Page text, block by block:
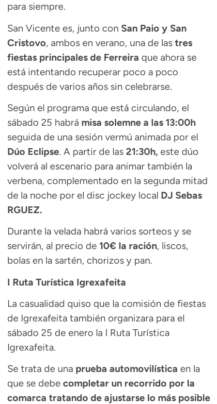
para siempre.
San Vicente es, junto con San Paio y San
Cristovo, ambos en verano, una de las tres
fiestas principales de Ferreira que ahora se
está intentando recuperar poco a poco
después de varios años sin celebrarse.
Según el programa que está circulando, el
sábado 25 habrá misa solemne a las 13:00h
seguida de una sesión vermú animada por el
Dúo Eclipse. A partir de las 21:30h, este dúo
volverá al escenario para animar también la
verbena, complementado en la segunda mitad
de la noche por el disc jockey local DJ Sebas
RGUEZ.
Durante la velada habrá varios sorteos y se
servirán, al precio de 10€ la ración, liscos,
bolas en la sartén, chorizos y pan.
I Ruta Turística Igrexafeita
La casualidad quiso que la comisión de fiestas
de Igrexafeita también organizara para el
sábado 25 de enero la I Ruta Turística
Igrexafeita.
Se trata de una prueba automovilística en la
que se debe completar un recorrido por la
comarca tratando de ajustarse lo más posible